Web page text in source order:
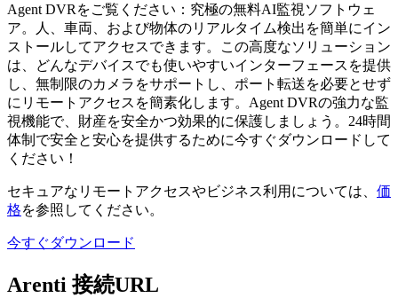
Agent DVRをご覧ください：究極の無料AI監視ソフトウェ
ア。人、車両、および物体のリアルタイム検出を簡単にイン
ストールしてアクセスできます。この高度なソリューション
は、どんなデバイスでも使いやすいインターフェースを提供
し、無制限のカメラをサポートし、ポート転送を必要とせず
にリモートアクセスを簡素化します。Agent DVRの強力な監
視機能で、財産を安全かつ効果的に保護しましょう。24時間
体制で安全と安心を提供するために今すぐダウンロードして
ください！
セキュアなリモートアクセスやビジネス利用については、 価
格を参照してください。
今すぐダウンロード
Arenti 接続URL